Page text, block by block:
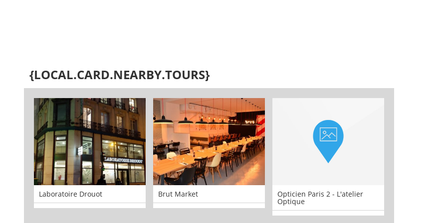
{LOCAL.CARD.NEARBY.TOURS}
Laboratoire Drouot Brut Market Opticien Paris 2 - L'atelier
Optique